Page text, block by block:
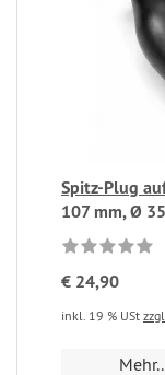
Spitz-Plug
107 mm, Ø 35
€ 24,90
inkl. 19 % USt